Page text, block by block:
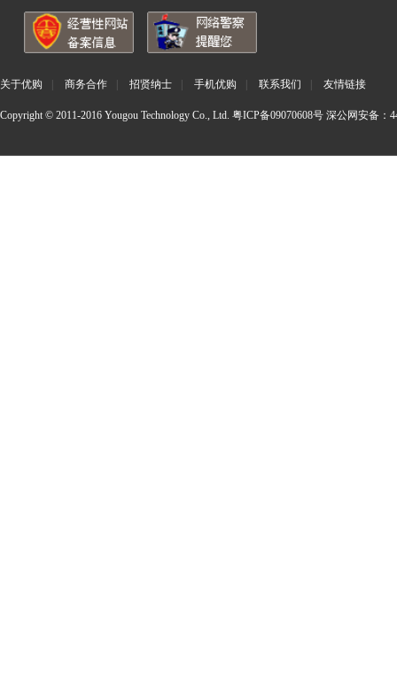
关于优购 商务合作 招贤纳士 手机优购 联系我们 友情链接
Copyright © 2011-2016 Yougou Technology Co., Ltd. 粤ICP备09070608号 深公网安备：